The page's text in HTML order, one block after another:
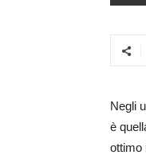
Negli
è
ottimo